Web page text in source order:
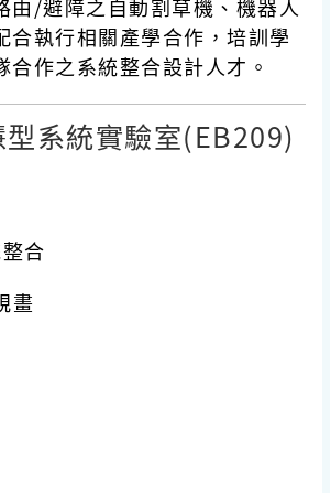
由/避障之自動割草機、機器人
合執行相關產學合作，培訓學
合作之系統整合設計人才。
系統實驗室(EB209)
合
畫